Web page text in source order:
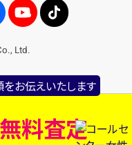
お伝えいたします
料査定
Ltd.